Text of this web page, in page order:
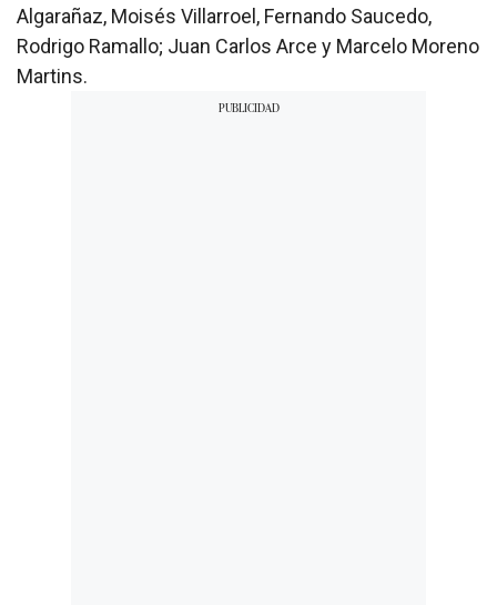
Algarañaz, Moisés Villarroel, Fernando Saucedo,
Rodrigo Ramallo; Juan Carlos Arce y Marcelo Moreno
Martins.